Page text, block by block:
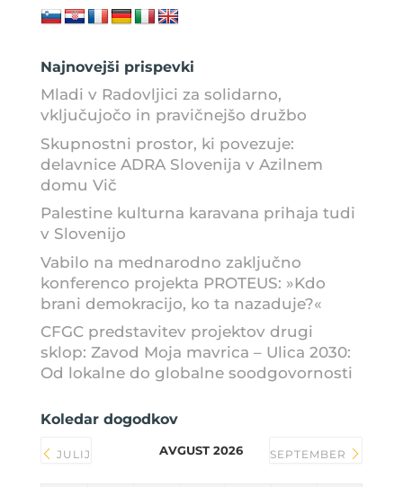
Najnovejši prispevki
Mladi v Radovljici za solidarno,
vključujočo in pravičnejšo družbo
Skupnostni prostor, ki povezuje:
delavnice ADRA Slovenija v Azilnem
domu Vič
Palestine kulturna karavana prihaja tudi
v Slovenijo
Vabilo na mednarodno zaključno
konferenco projekta PROTEUS: »Kdo
brani demokracijo, ko ta nazaduje?«
CFGC predstavitev projektov drugi
sklop: Zavod Moja mavrica – Ulica 2030:
Od lokalne do globalne soodgovornosti
Koledar dogodkov
JULIJ AVGUST 2026 SEPTEMBER